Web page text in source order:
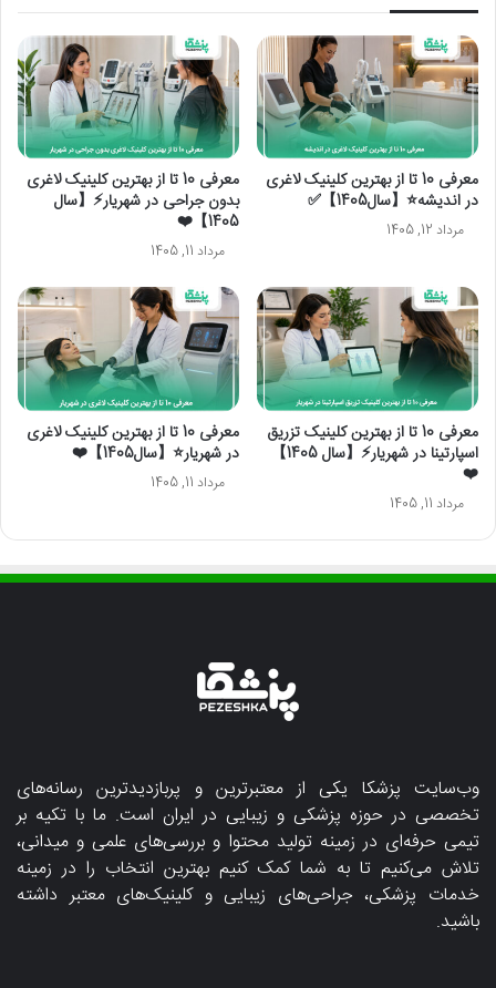
معرفی 10 تا از بهترین کلینیک لاغری
در اندیشه⭐【سال1405】✅
مرداد 12, 1405
معرفی 10 تا از بهترین کلینیک لاغری
بدون جراحی در شهریار⚡【سال
1405】❤️
مرداد 11, 1405
معرفی 10 تا از بهترین کلینیک تزریق
اسپارتینا در شهریار⚡【سال 1405】
❤️
مرداد 11, 1405
معرفی 10 تا از بهترین کلینیک لاغری
در شهریار⭐【سال1405】❤️
مرداد 11, 1405
وب‌سایت پزشکا یکی از معتبرترین و پربازدیدترین رسانه‌های
تخصصی در حوزه پزشکی و زیبایی در ایران است. ما با تکیه بر
تیمی حرفه‌ای در زمینه تولید محتوا و بررسی‌های علمی و میدانی،
تلاش می‌کنیم تا به شما کمک کنیم بهترین انتخاب را در زمینه
خدمات پزشکی، جراحی‌های زیبایی و کلینیک‌های معتبر داشته
باشید.